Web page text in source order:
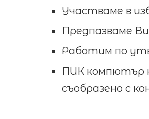
Участваме в
Предпазваме
Работим по
ПИК компютър
съобразено с